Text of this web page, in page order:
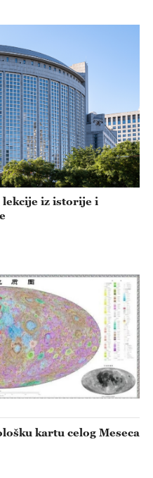
lekcije iz istorije i
kartu celog Meseca